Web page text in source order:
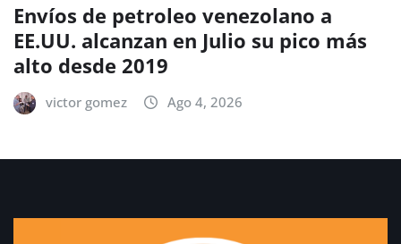
Envíos de petroleo venezolano a
EE.UU. alcanzan en Julio su pico más
alto desde 2019
victor gomez Ago 4, 2026